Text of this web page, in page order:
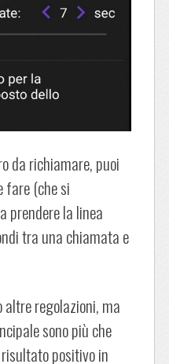
da richiamare, puoi
fare (che si
prendere la linea
tra una chiamata e
regolazioni, ma
sono più che
positivo in